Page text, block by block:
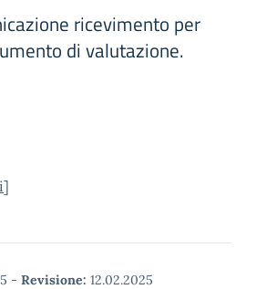
ricevimento per
di valutazione.
]
- Revisione: 12.02.2025